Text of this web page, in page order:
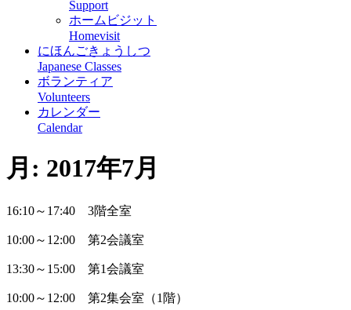
Support
ホームビジット
Homevisit
にほんごきょうしつ
Japanese Classes
ボランティア
Volunteers
カレンダー
Calendar
月: 2017年7月
16:10～17:40 3階全室
10:00～12:00 第2会議室
13:30～15:00 第1会議室
10:00～12:00 第2集会室（1階）